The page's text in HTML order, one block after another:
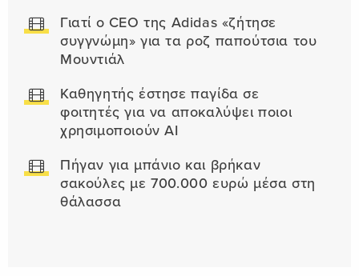
Γιατί ο CEO της Adidas «ζήτησε
συγγνώμη» για τα ροζ παπούτσια του
Μουντιάλ
Καθηγητής έστησε παγίδα σε
φοιτητές για να αποκαλύψει ποιοι
χρησιμοποιούν AI
Πήγαν για μπάνιο και βρήκαν
σακούλες με 700.000 ευρώ μέσα στη
θάλασσα